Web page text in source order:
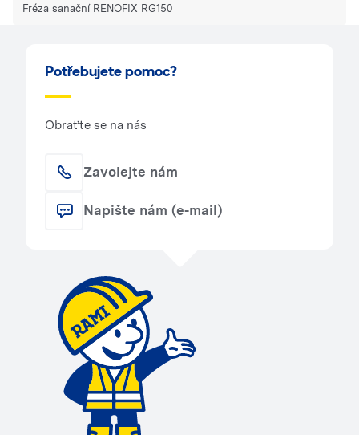
Fréza sanační RENOFIX RG150
Potřebujete pomoc?
Obraťte se na nás
Zavolejte nám
Napište nám (e-mail)